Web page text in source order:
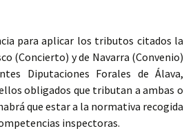
para aplicar los tributos citados la
(Concierto) y de Navarra (Convenio)
Diputaciones Forales de Álava,
obligados que tributan a ambas o
que estar a la normativa recogida
inspectoras.